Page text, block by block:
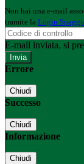
Non hai una e-mail
tramite la Login
E-mail inviata, si
Errore
Chiudi
Successo
Chiudi
Informazione
Chiudi